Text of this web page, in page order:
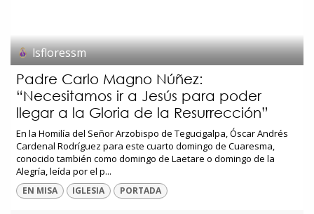
lsfloressm
Padre Carlo Magno Núñez:
“Necesitamos ir a Jesús para poder
llegar a la Gloria de la Resurrección”
En la Homilía del Señor Arzobispo de Tegucigalpa, Óscar Andrés
Cardenal Rodríguez para este cuarto domingo de Cuaresma,
conocido también como domingo de Laetare o domingo de la
Alegría, leída por el p...
EN MISA IGLESIA PORTADA